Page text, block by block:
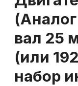
(Аналог
вал 25
(или
набор